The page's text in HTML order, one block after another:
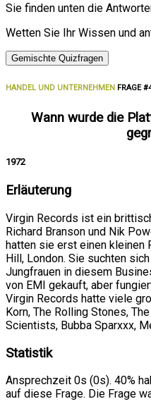
Sie finden unten die
Wetten Sie Ihr Wissen und
Gemischte Quizfragen
HANDEL UND UNTERNEHMEN FRAGE
Wann wurde die
1972
Erläuterung
Virgin Records ist ein
Richard Branson und Nik
hatten sie erst einen kleinen
Hill, London. Sie suchten
Jungfrauen in diesem
von EMI gekauft, aber
Virgin Records hatte viele
Korn, The Rolling Stones,
Scientists, Bubba Sparxxx,
Statistik
Ansprechzeit 0s (0s). 40%
auf diese Frage. Die Frage